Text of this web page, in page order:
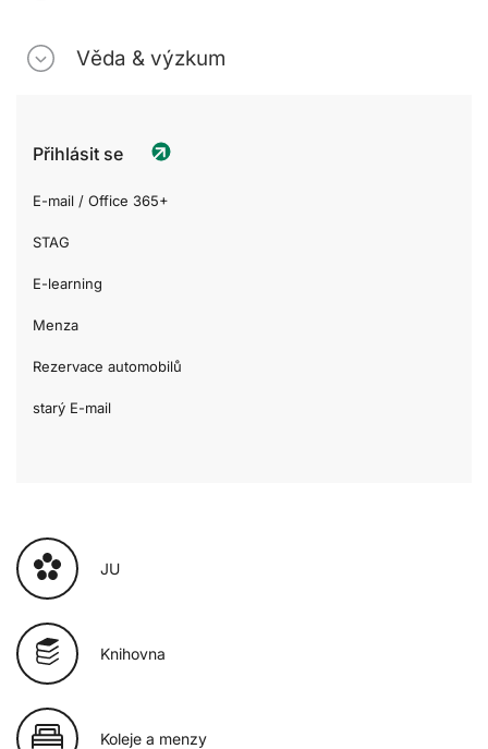
Věda & výzkum
Přihlásit se
E-mail / Office 365+
STAG
E-learning
Menza
Rezervace automobilů
starý E-mail
JU
Knihovna
Koleje a menzy